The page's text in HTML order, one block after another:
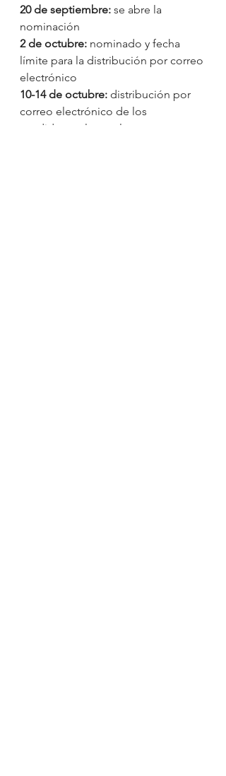
20 de septiembre: se abre la
nominación
2 de octubre: nominado y fecha
límite para la distribución por correo
electrónico
10-14 de octubre: distribución por
correo electrónico de los
candidatos electorales